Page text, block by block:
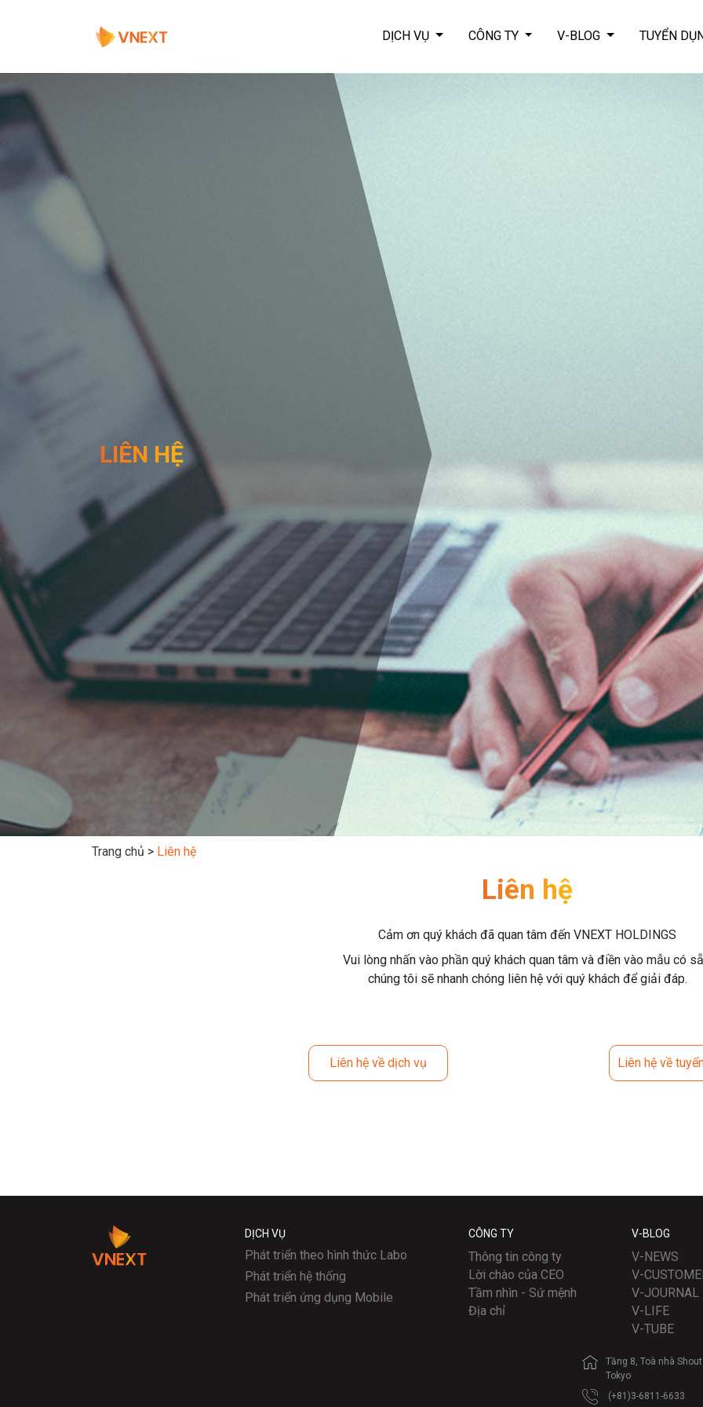
DỊCH VỤ CÔNG TY V-BLOG TUYỂN
LIÊN HỆ
Trang chủ > Liên hệ
Liên hệ
Cảm ơn quý khách đã quan tâm đến VNEXT HOLDINGS
Vui lòng nhấn vào phần quý khách quan tâm và điền vào mẫu có
chúng tôi sẽ nhanh chóng liên hệ với quý khách để giải đáp.
Liên hệ về dịch vụ Liên hệ về
DỊCH VỤ
Phát triển theo hình thức Labo
Phát triển hệ thống
Phát triển ứng dụng Mobile
CÔNG TY
Thông tin công ty
Lời chào của CEO
Tầm nhìn - Sứ mệnh
Địa chỉ
V-BLOG
V-NEWS
V-
V-JOURNAL
V-LIFE
V-TUBE
Tầng 8, Toà nhà
Tokyo
(+81)3-6811-6633